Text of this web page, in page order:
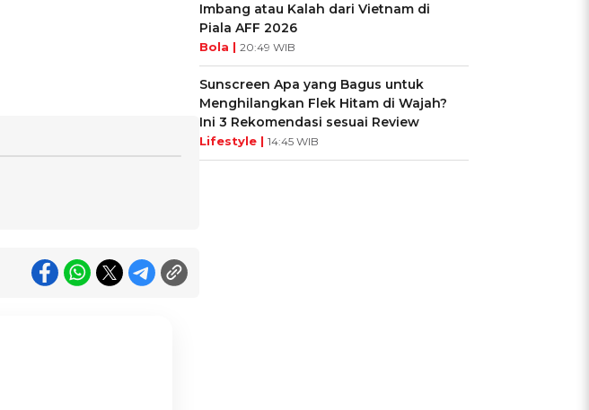
Imbang atau Kalah dari Vietnam di
Piala AFF 2026
Bola | 20:49 WIB
Sunscreen Apa yang Bagus untuk
Menghilangkan Flek Hitam di Wajah?
Ini 3 Rekomendasi sesuai Review
Lifestyle | 14:45 WIB